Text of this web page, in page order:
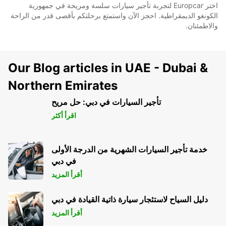
اختر Europcar لتجربة تأجير سيارات سلسة ومريحة في جمهورية
الكونغو الديمقراطية. احجز الآن واستمتع برحلتكم بأقصى قدر من الراحة
والاطمئنان.
Our Blog articles in UAE - Dubai &
Northern Emirates
تأجير السيارات في دبي: حل مريح
اقرأ أكثر
خدمة تأجير السيارات الشهرية من الدرجة الأولى
في دبي
أقرأ المزيد
دليل السياح لاستئجار سيارة ذاتية القيادة في دبي
أقرأ المزيد